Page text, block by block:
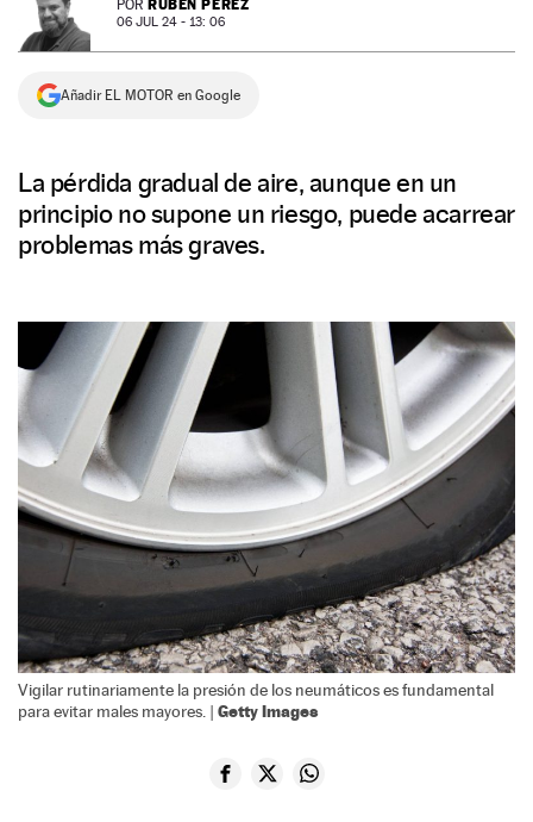
NEWSLETTER
SÍGUENOS
POR RUBÉN PÉREZ
06 JUL 24 - 13: 06
Añadir EL MOTOR en Google
La pérdida gradual de aire, aunque en un
principio no supone un riesgo, puede acarrear
problemas más graves.
Vigilar rutinariamente la presión de los neumáticos es fundamental
para evitar males mayores. | Getty Images